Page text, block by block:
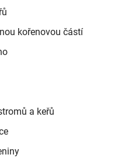
kořenovou částí
a keřů